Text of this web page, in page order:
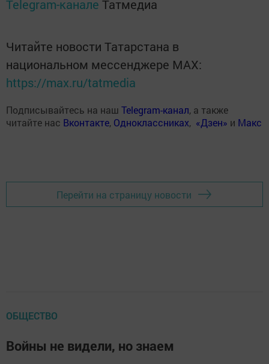
Telegram-канале Татмедиа
Читайте новости Татарстана в
национальном мессенджере MАХ:
https://max.ru/tatmedia
Подписывайтесь на наш Telegram-канал, а также
читайте нас Вконтакте, Одноклассниках, «Дзен» и Макс
Перейти на страницу новости
ОБЩЕСТВО
Войны не видели, но знаем